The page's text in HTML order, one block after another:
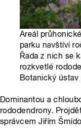
Areál
parku navštíví
Řada z nich se
rozkvetlé
Botanický ústav
Dominantou a
rododendrony.
správcem Jiřím